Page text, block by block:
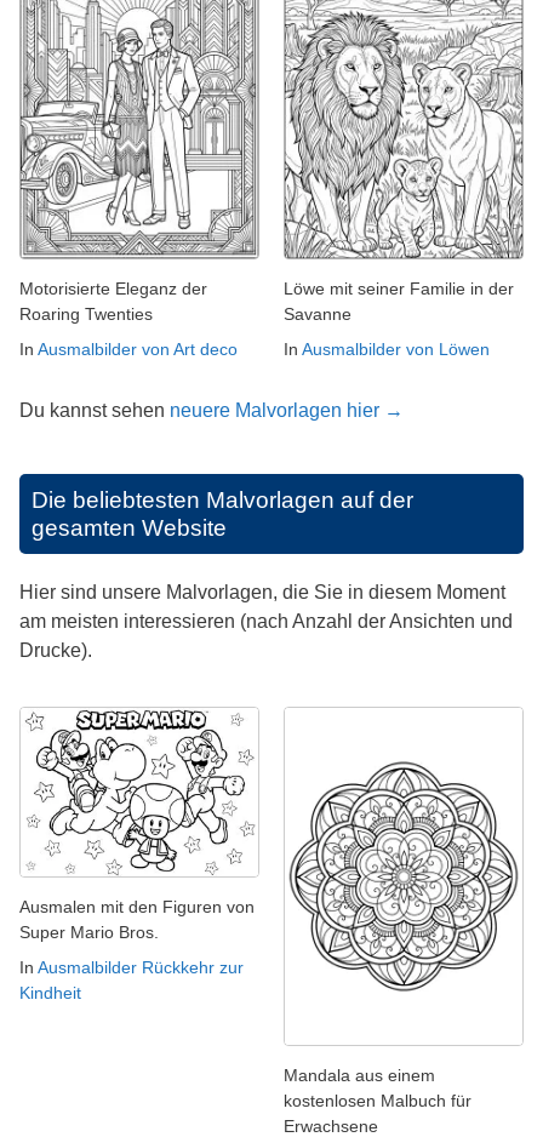
Motorisierte Eleganz der
Roaring Twenties
In Ausmalbilder von Art deco
Löwe mit seiner Familie in der
Savanne
In Ausmalbilder von Löwen
Du kannst sehen neuere Malvorlagen hier →
Die beliebtesten Malvorlagen auf der
gesamten Website
Hier sind unsere Malvorlagen, die Sie in diesem Moment
am meisten interessieren (nach Anzahl der Ansichten und
Drucke).
Ausmalen mit den Figuren von
Super Mario Bros.
In Ausmalbilder Rückkehr zur
Kindheit
Mandala aus einem
kostenlosen Malbuch für
Erwachsene